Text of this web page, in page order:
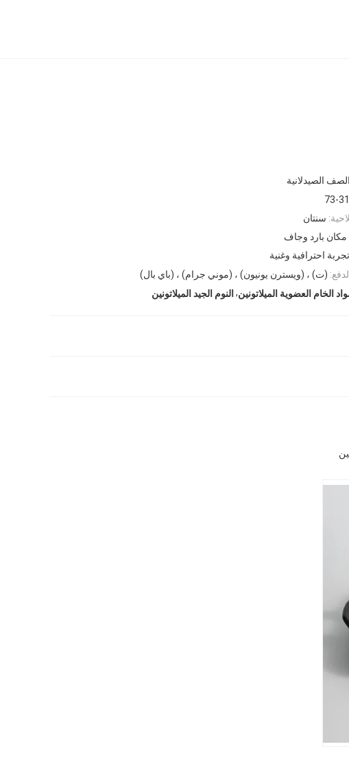
الصف الصيدلانية
73-
سنتان
مكان بارد وجاف
تجربة احترافية وغنية
(ت) ، (ويسترن يونيون) ، (موني جرام) ، (باي بال)
الخام العضوية الميلاتونين, النوم الجيد الميلاتونين